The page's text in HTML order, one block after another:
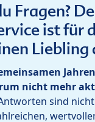
Fragen?
ist für
Liebling
nicht mehr
sind